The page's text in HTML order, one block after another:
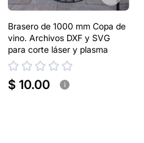
Brasero de 1000 mm Copa de
vino. Archivos DXF y SVG
para corte láser y plasma
$ 10.00 i